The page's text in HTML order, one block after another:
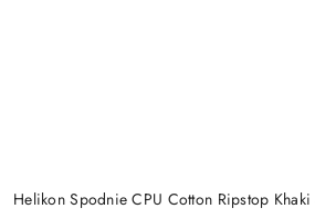
Helikon Spodnie CPU Cotton Ripstop Khaki